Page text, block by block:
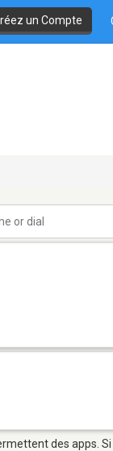
un Compte
des apps.